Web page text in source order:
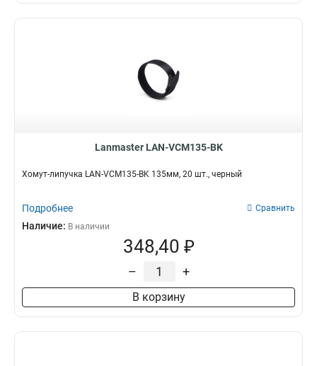
Lanmaster LAN-VCM135-BK
Хомут-липучка LAN-VCM135-BK 135мм, 20 шт., черный
Подробнее Сравнить
Наличие: В наличии
348,40 ₽
– +
В корзину